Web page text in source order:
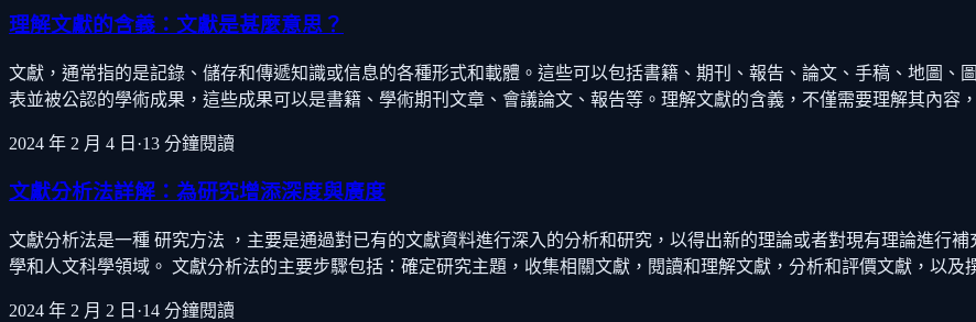
理解文獻的含義：文獻是甚麼意思？
文獻，通常指的是記錄、儲存和傳遞知識或信息的各種形式和載體。這些可以包括書籍、期刊、報告、論文、手稿、地圖、
表並被公認的學術成果，這些成果可以是書籍、學術期刊文章、會議論文、報告等。理解文獻的含義，不僅需要理解其內容
2024 年 2 月 4 日 ·13 分鐘閱讀
文獻分析法詳解：為研究增添深度與廣度
文獻分析法是一種 研究方法 ，主要是通過對已有的文獻資料進行深入的分析和研究，以得出新的理論或者對現有理論進行
學和人文科學領域。 文獻分析法的主要步驟包括：確定研究主題，收集相關文獻，閱讀和理解文獻，分析和評價文獻，以
2024 年 2 月 2 日 ·14 分鐘閱讀